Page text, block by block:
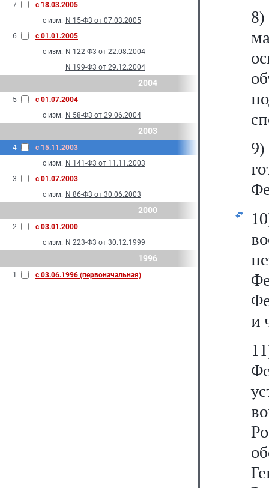
7
с 18.03.2005
с изм. N 15-Ф3 от 07.03.2005
6
с 01.01.2005
с изм. N 122-Ф3 от 22.08.2004
N 199-Ф3 от 29.12.2004
2004
5
с 01.07.2004
с изм. N 58-Ф3 от 29.06.2004
2003
4
с 15.11.2003
с изм. N 141-Ф3 от 11.11.2003
3
с 01.07.2003
с изм. N 86-Ф3 от 30.06.2003
2000
2
с 03.01.2000
с изм. N 223-Ф3 от 30.12.1999
1996
1 с 03.06.1996 (первоначальная)
и